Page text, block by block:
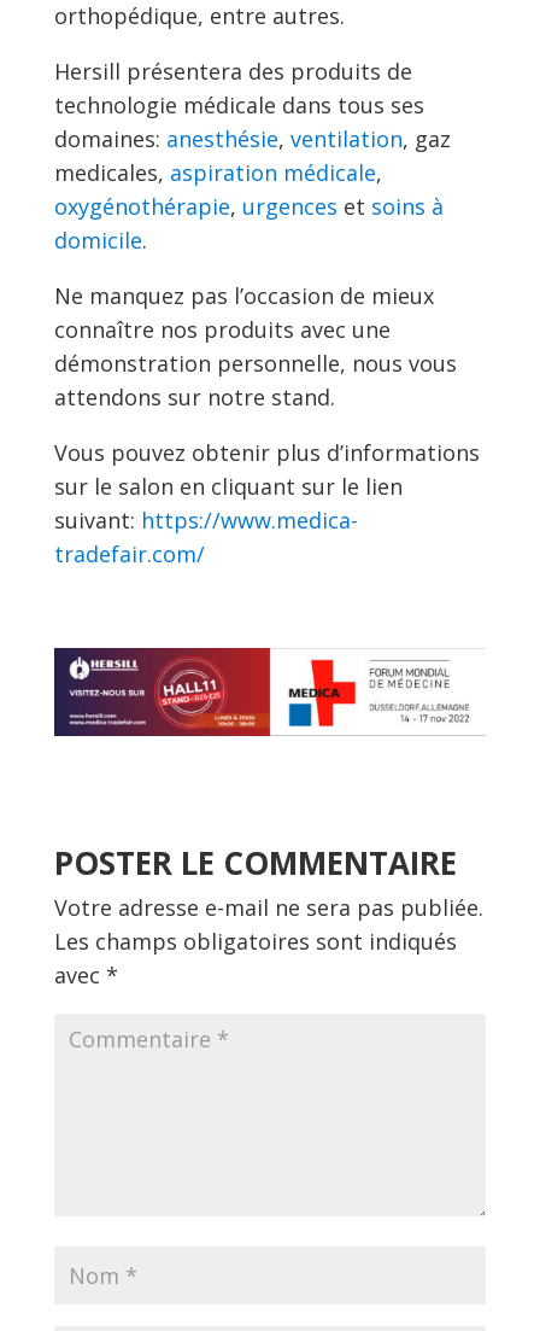
orthopédique, entre autres.
Hersill présentera des produits de
technologie médicale dans tous ses
domaines: anesthésie, ventilation, gaz
medicales, aspiration médicale,
oxygénothérapie, urgences et soins à
domicile.
Ne manquez pas l’occasion de mieux
connaître nos produits avec une
démonstration personnelle, nous vous
attendons sur notre stand.
Vous pouvez obtenir plus d’informations
sur le salon en cliquant sur le lien
suivant: https://www.medica-
tradefair.com/
POSTER LE COMMENTAIRE
Votre adresse e-mail ne sera pas publiée.
Les champs obligatoires sont indiqués
avec *